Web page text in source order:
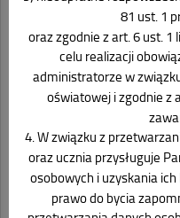
81 ust. 1
oraz zgodnie z art. 6 ust. 1
celu realizacji
administratorze w
oświatowej i zgodnie z
4. W związku z
oraz ucznia przysługuje
osobowych i uzyskania ich
prawo do bycia